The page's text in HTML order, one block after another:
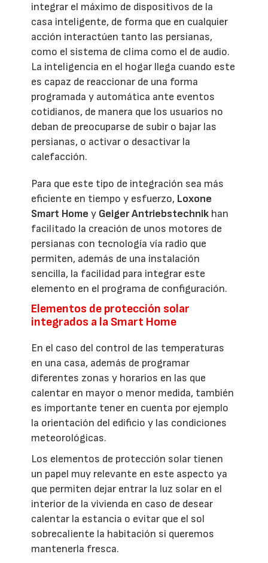
integrar el máximo de dispositivos de la
casa inteligente, de forma que en cualquier
acción interactúen tanto las persianas,
como el sistema de clima como el de audio.
La inteligencia en el hogar llega cuando este
es capaz de reaccionar de una forma
programada y automática ante eventos
cotidianos, de manera que los usuarios no
deban de preocuparse de subir o bajar las
persianas, o activar o desactivar la
calefacción.
Para que este tipo de integración sea más
eficiente en tiempo y esfuerzo, Loxone
Smart Home y Geiger Antriebstechnik han
facilitado la creación de unos motores de
persianas con tecnología vía radio que
permiten, además de una instalación
sencilla, la facilidad para integrar este
elemento en el programa de configuración.
Elementos de protección solar
integrados a la Smart Home
En el caso del control de las temperaturas
en una casa, además de programar
diferentes zonas y horarios en las que
calentar en mayor o menor medida, también
es importante tener en cuenta por ejemplo
la orientación del edificio y las condiciones
meteorológicas.
Los elementos de protección solar tienen
un papel muy relevante en este aspecto ya
que permiten dejar entrar la luz solar en el
interior de la vivienda en caso de desear
calentar la estancia o evitar que el sol
sobrecaliente la habitación si queremos
mantenerla fresca.